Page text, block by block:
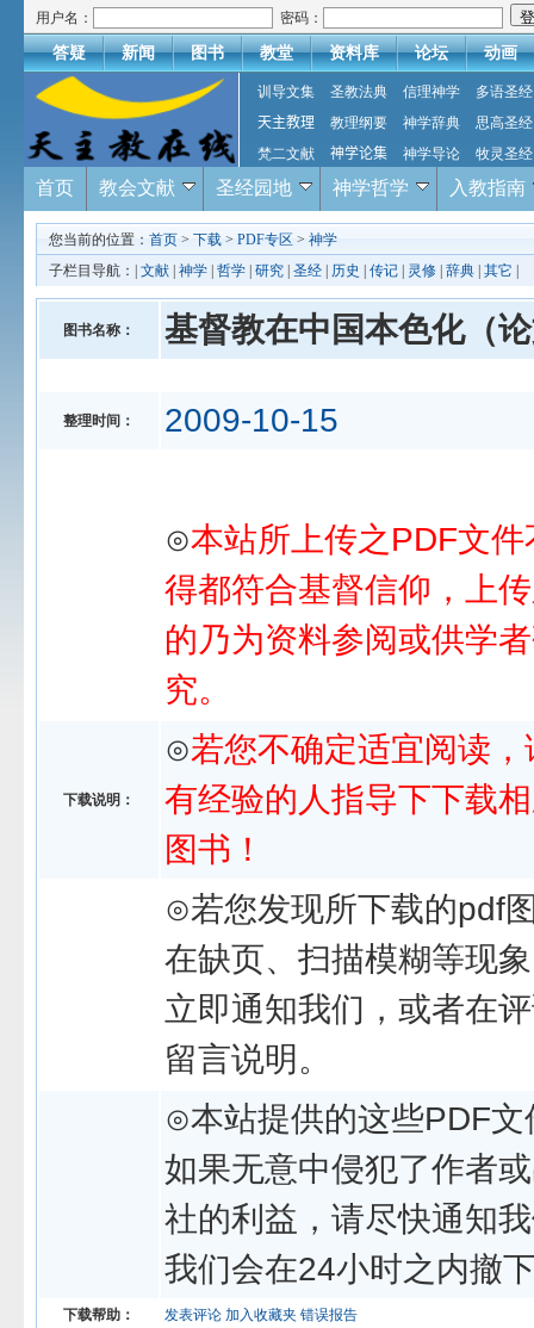
用户名： 密码：
答疑 新闻 图书 教堂 资料库 论坛 动画
训导文集 圣教法典 信理神学
多语圣经
天主教理
教理纲要 神学辞典
思高圣经
梵二文献
神学论集 神学导论 牧灵圣经
首页 教会文献 圣经园地 神学哲学 入教指南
您当前的位置： 首页 > 下载 > PDF专区 > 神学
子栏目导航：| 文献 神学 哲学 研究 圣经 历史 传记 灵修 辞典 其它
图书名称： 基督教在中国本色化（
整理时间： 2009-10-15
⊙本站所上传之PDF文件
得都符合基督信仰，上
的乃为资料参阅或供学
究。
下载说明：
⊙若您不确定适宜阅读，
有经验的人指导下下载
图书！
⊙若您发现所下载的pdf
在缺页、扫描模糊等现
立即通知我们，或者在
留言说明。
⊙本站提供的这些PDF文
如果无意中侵犯了作者
社的利益，请尽快通知
我们会在24小时之内撤
下载帮助： 发表评论 加入收藏夹 错误报告